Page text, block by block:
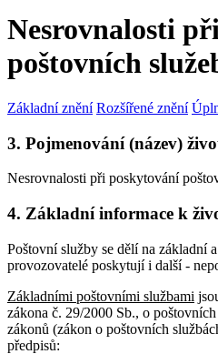
Nesrovnalosti
poštovních
Základní znění Rozšířené znění
3. Pojmenování (název)
Nesrovnalosti při poskytování
4. Základní informace k
Poštovní služby se dělí na základní
provozovatelé poskytují i další -
Základními poštovními službami
zákona č. 29/2000 Sb., o
zákonů (zákon o poštovních
předpisů: